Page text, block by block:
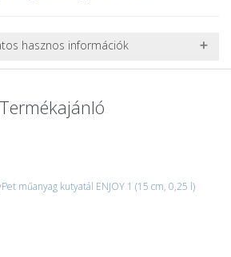
hasznos információk
vagy nehéz termékeknél (pl. nagy
egyedi szállítási ajánlatot adunk.
kell mindenképpen.
Termékajánló
műanyag kutyatál ENJOY 1 (15 cm, 0,25 l)